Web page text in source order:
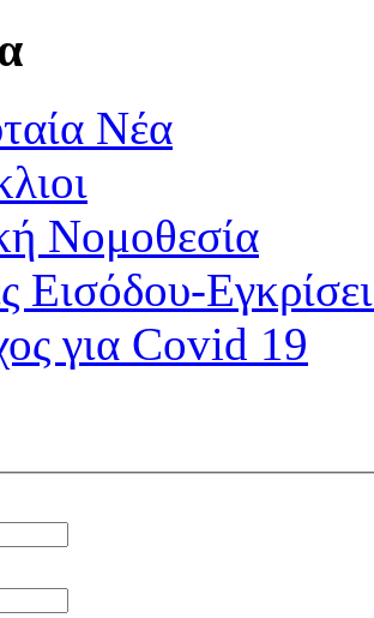
Νέα
Νομοθεσία
Εισόδου-
για Covid 19